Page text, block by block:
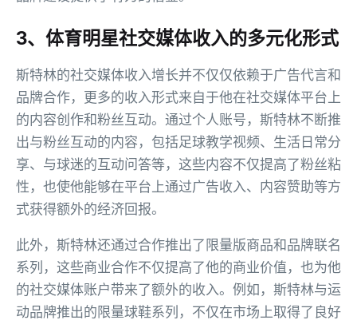
3、体育明星社交媒体收入的多元化形式
斯特林的社交媒体收入增长并不仅仅依赖于广告代言和
品牌合作，更多的收入形式来自于他在社交媒体平台上
的内容创作和粉丝互动。通过个人账号，斯特林不断推
出与粉丝互动的内容，包括足球教学视频、生活日常分
享、与球迷的互动问答等，这些内容不仅提高了粉丝粘
性，也使他能够在平台上通过广告收入、内容赞助等方
式获得额外的经济回报。
此外，斯特林还通过合作推出了限量版商品和品牌联名
系列，这些商业合作不仅提高了他的商业价值，也为他
的社交媒体账户带来了额外的收入。例如，斯特林与运
动品牌推出的限量球鞋系列，不仅在市场上取得了良好